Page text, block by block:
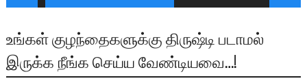
உங்கள் குழந்தைகளுக்கு திருஷ்டி படாமல்
இருக்க நீங்க செய்ய வேண்டியவை…!